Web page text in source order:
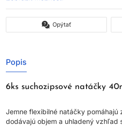
Opýtať
Popis
6ks suchozipsové natáčky
Jemne flexibilné natáčky pomáhajú
dodávajú objem a uhladený vzhľad